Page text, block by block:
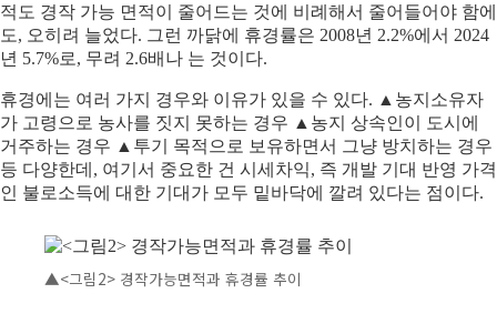
적도 경작 가능 면적이 줄어드는 것에 비례해서 줄어들어야 함에
도, 오히려 늘었다. 그런 까닭에 휴경률은 2008년 2.2%에서 2024
년 5.7%로, 무려 2.6배나 는 것이다.
휴경에는 여러 가지 경우와 이유가 있을 수 있다. ▲농지소유자
가 고령으로 농사를 짓지 못하는 경우 ▲농지 상속인이 도시에
거주하는 경우 ▲투기 목적으로 보유하면서 그냥 방치하는 경우
등 다양한데, 여기서 중요한 건 시세차익, 즉 개발 기대 반영 가격
인 불로소득에 대한 기대가 모두 밑바닥에 깔려 있다는 점이다.
▲<그림2> 경작가능면적과 휴경률 추이